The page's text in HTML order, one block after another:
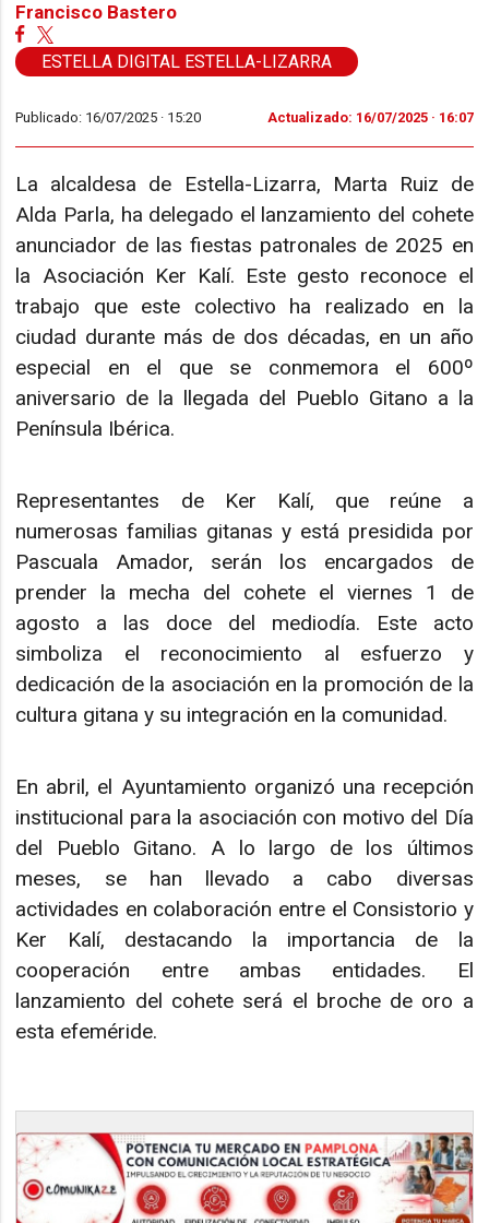
Francisco Bastero
ESTELLA DIGITAL ESTELLA-LIZARRA
Publicado: 16/07/2025 · 15:20 Actualizado: 16/07/2025 · 16:07
La alcaldesa de Estella-Lizarra, Marta Ruiz de
Alda Parla, ha delegado el lanzamiento del cohete
anunciador de las fiestas patronales de 2025 en
la Asociación Ker Kalí. Este gesto reconoce el
trabajo que este colectivo ha realizado en la
ciudad durante más de dos décadas, en un año
especial en el que se conmemora el 600º
aniversario de la llegada del Pueblo Gitano a la
Península Ibérica.
Representantes de Ker Kalí, que reúne a
numerosas familias gitanas y está presidida por
Pascuala Amador, serán los encargados de
prender la mecha del cohete el viernes 1 de
agosto a las doce del mediodía. Este acto
simboliza el reconocimiento al esfuerzo y
dedicación de la asociación en la promoción de la
cultura gitana y su integración en la comunidad.
En abril, el Ayuntamiento organizó una recepción
institucional para la asociación con motivo del Día
del Pueblo Gitano. A lo largo de los últimos
meses, se han llevado a cabo diversas
actividades en colaboración entre el Consistorio y
Ker Kalí, destacando la importancia de la
cooperación entre ambas entidades. El
lanzamiento del cohete será el broche de oro a
esta efeméride.